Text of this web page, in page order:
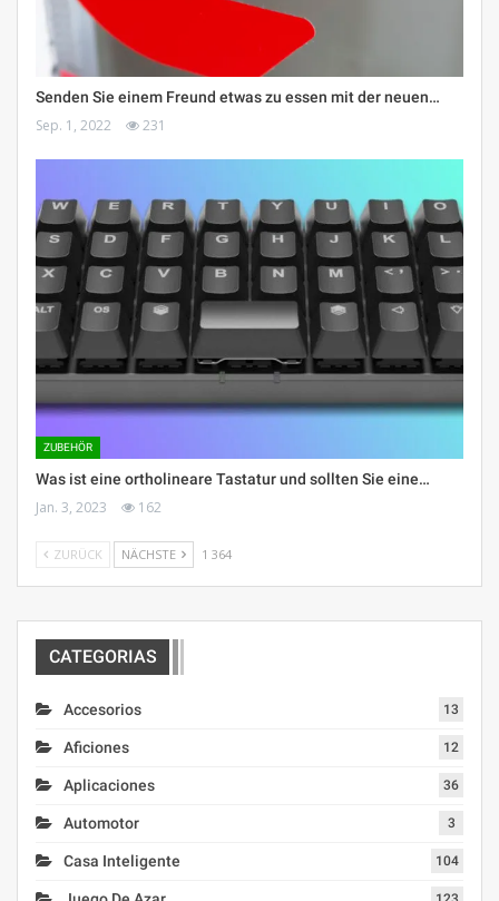
Senden Sie einem Freund etwas zu essen mit der neuen…
Sep. 1, 2022 231
ZUBEHÖR
Was ist eine ortholineare Tastatur und sollten Sie eine…
Jan. 3, 2023 162
ZURÜCK NÄCHSTE 1 364
CATEGORIAS
Accesorios 13
Aficiones 12
Aplicaciones 36
Automotor 3
Casa Inteligente 104